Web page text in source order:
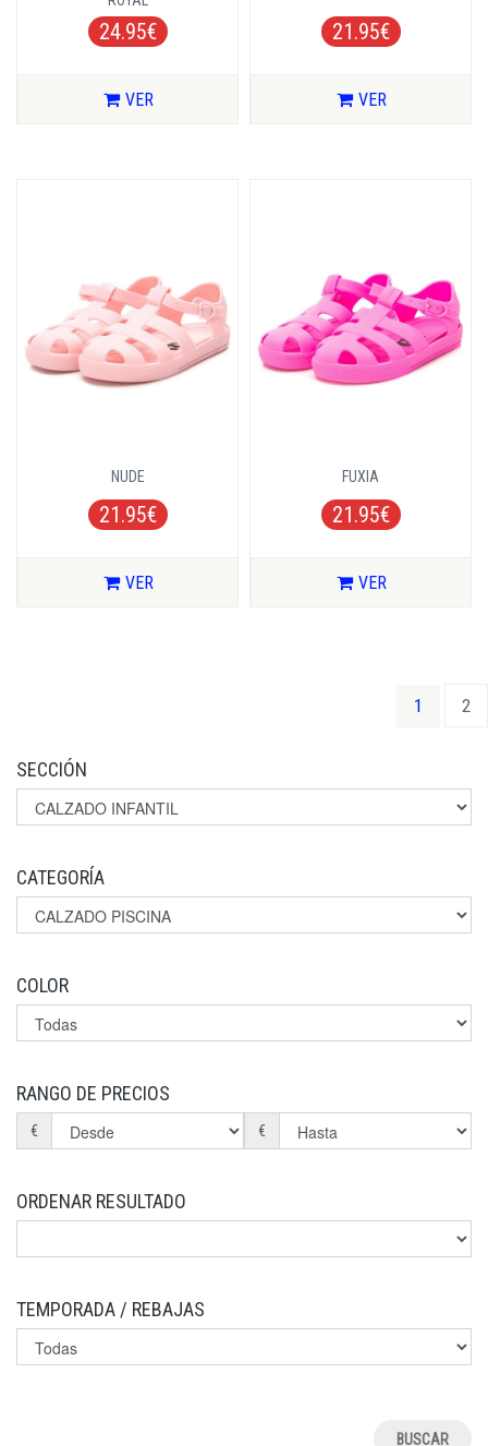
24.95€
VER
21.95€
VER
NUDE
21.95€
VER
FUXIA
21.95€
VER
1 (current)
2
SECCIÓN
CATEGORÍA
COLOR
RANGO DE PRECIOS
€ €
ORDENAR RESULTADO
TEMPORADA / REBAJAS